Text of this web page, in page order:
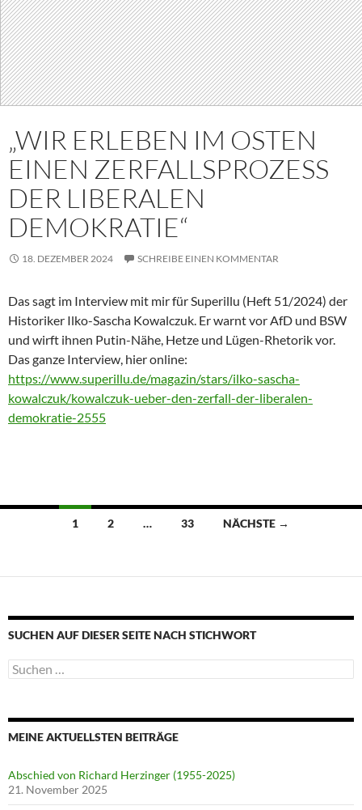
„WIR ERLEBEN IM OSTEN
EINEN ZERFALLSPROZESS
DER LIBERALEN
DEMOKRATIE“
18. DEZEMBER 2024 SCHREIBE EINEN KOMMENTAR
Das sagt im Interview mit mir für Superillu (Heft 51/2024) der
Historiker Ilko-Sascha Kowalczuk. Er warnt vor AfD und BSW
und wirft ihnen Putin-Nähe, Hetze und Lügen-Rhetorik vor.
Das ganze Interview, hier online:
https://www.superillu.de/magazin/stars/ilko-sascha-
kowalczuk/kowalczuk-ueber-den-zerfall-der-liberalen-
demokratie-2555
Beitragsnavigation
1 2 … 33 NÄCHSTE →
SUCHEN AUF DIESER SEITE NACH STICHWORT
Suche
nach:
MEINE AKTUELLSTEN BEITRÄGE
Abschied von Richard Herzinger (1955-2025)
21. November 2025